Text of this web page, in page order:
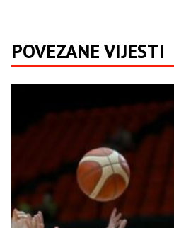
POVEZANE VIJESTI